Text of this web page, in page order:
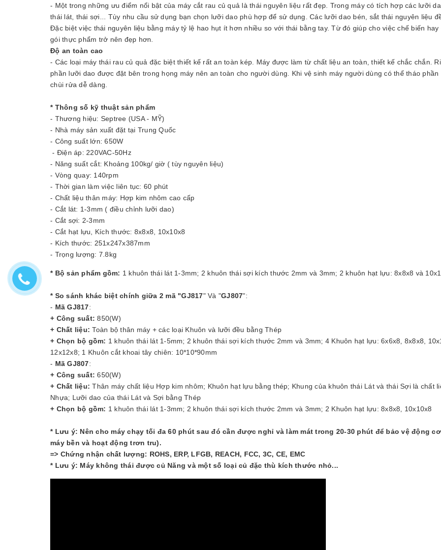
- Một trong những ưu điểm nổi bật của máy cắt rau củ quả là thái nguyên liệu rất đẹp. Trong máy có tích hợp các lưỡi
thái lát, thái sợi... Tùy nhu cầu sử dụng bạn chọn lưỡi dao phù hợp để sử dụng. Các lưỡi dao bén, sắt thái nguyên liệu
Đặc biệt việc thái nguyên liệu bằng máy tỷ lệ hao hụt ít hơn nhiều so với thái bằng tay. Từ đó giúp cho việc chế biến hay
gói thực phẩm trở nên đẹp hơn.
Độ an toàn cao
- Các loại máy thái rau củ quả đặc biệt thiết kế rất an toàn kép. Máy được làm từ chất liệu an toàn, thiết kế chắc chắn.
phần lưỡi dao được đặt bên trong họng máy nên an toàn cho người dùng. Khi vệ sinh máy người dùng có thể tháo phần
chùi rửa dễ dàng.
* Thông số kỹ thuật sản phẩm
- Thương hiệu: Septree (USA - MỸ)
- Nhà máy sản xuất đặt tại Trung Quốc
- Công suất lớn: 650W
- Điện áp: 220VAC-50Hz
- Năng suất cắt: Khoảng 100kg/ giờ ( tùy nguyên liệu)
- Vòng quay: 140rpm
- Thời gian làm việc liên tục: 60 phút
- Chất liệu thân máy: Hợp kim nhôm cao cấp
- Cắt lát: 1-3mm ( điều chỉnh lưỡi dao)
- Cắt sợi: 2-3mm
- Cắt hạt lựu, Kích thước: 8x8x8, 10x10x8
- Kích thước: 251x247x387mm
- Trọng lượng: 7.8kg
* Bộ sản phẩm gồm: 1 khuôn thái lát 1-3mm; 2 khuôn thái sợi kích thước 2mm và 3mm; 2 khuôn hạt lựu: 8x8x8 và
* So sánh khác biệt chính giữa 2 mã "GJ817" Và "GJ807":
- Mã GJ817:
+ Công suất: 850(W)
+ Chất liệu: Toàn bộ thân máy + các loại Khuôn và lưỡi đều bằng Thép
+ Chọn bộ gồm: 1 khuôn thái lát 1-5mm; 2 khuôn thái sợi kích thước 2mm và 3mm; 4 Khuôn hạt lựu: 6x6x8, 8x8x8,
12x12x8; 1 Khuôn cắt khoai tây chiên: 10*10*90mm
- Mã GJ807:
+ Công suất: 650(W)
+ Chất liệu: Thân máy chất liệu Hợp kim nhôm; Khuôn hạt lựu bằng thép; Khung của khuôn thái Lát và thái Sợi là chất
Nhựa; Lưỡi dao của thái Lát và Sợi bằng Thép
+ Chọn bộ gồm: 1 khuôn thái lát 1-3mm; 2 khuôn thái sợi kích thước 2mm và 3mm; 2 Khuôn hạt lựu: 8x8x8, 10x10x8
* Lưu ý: Nên cho máy chạy tối đa 60 phút sau đó cần được nghỉ và làm mát trong 20-30 phút để bảo vệ động
máy bền và hoạt động trơn tru).
=> Chứng nhận chất lượng: ROHS, ERP, LFGB, REACH, FCC, 3C, CE, EMC
* Lưu ý: Máy không thái được củ Năng và một số loại củ đặc thù kích thước nhỏ...